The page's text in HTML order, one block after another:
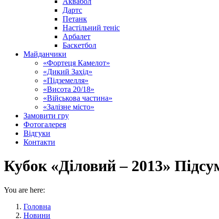
Дартс
Петанк
Настільний теніс
Арбалет
Баскетбол
Майданчики
«Фортеця Камелот»
«Дикий Захід»
«Підземелля»
«Висота 20/18»
«Військова частина»
«Залізне місто»
Замовити гру
Фотогалерея
Відгуки
Контакти
Кубок «Діловий – 2013»
You are here:
Головна
Новини